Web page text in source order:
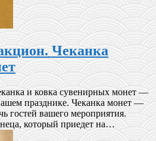
Чеканка
и ковка сувенирных монет ―
празднике. Чеканка монет —
гостей вашего мероприятия.
который приедет на…